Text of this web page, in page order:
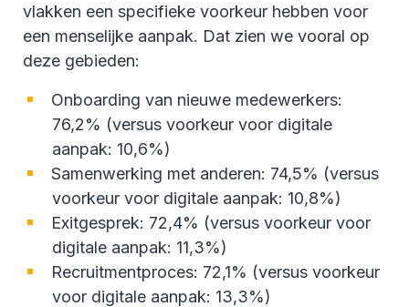
vlakken een specifieke voorkeur hebben voor
een menselijke aanpak. Dat zien we vooral op
deze gebieden:
Onboarding van nieuwe medewerkers:
76,2% (versus voorkeur voor digitale
aanpak: 10,6%)
Samenwerking met anderen: 74,5% (versus
voorkeur voor digitale aanpak: 10,8%)
Exitgesprek: 72,4% (versus voorkeur voor
digitale aanpak: 11,3%)
Recruitmentproces: 72,1% (versus voorkeur
voor digitale aanpak: 13,3%)